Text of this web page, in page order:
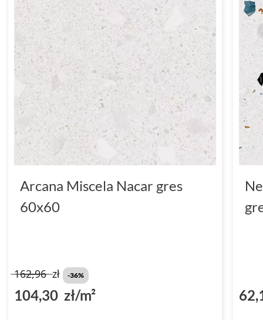
Arcana Miscela Nacar gres
60x60
162,96zł -36%
104,30 zł/m²